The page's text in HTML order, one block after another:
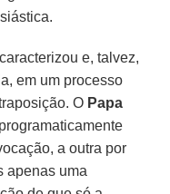
e, talvez,
em um processo
O Papa
a outra por
apenas uma